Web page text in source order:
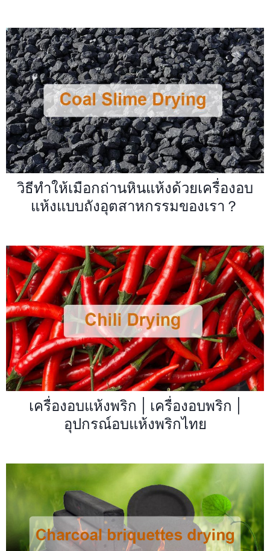
วิธีทำให้เมือกถ่านหินแห้งด้วยเครื่องอบ
แห้งแบบถังอุตสาหกรรมของเรา？
เครื่องอบแห้งพริก | เครื่องอบพริก |
อุปกรณ์อบแห้งพริกไทย